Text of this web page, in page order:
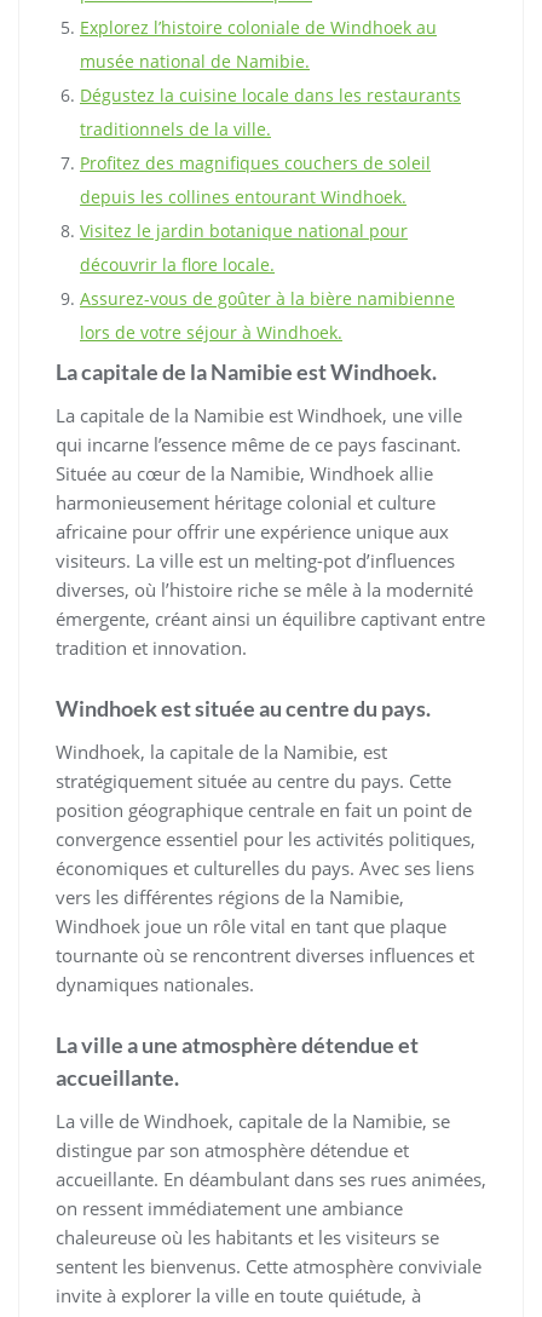
Explorez l’histoire coloniale de Windhoek au
musée national de Namibie.
Dégustez la cuisine locale dans les restaurants
traditionnels de la ville.
Profitez des magnifiques couchers de soleil
depuis les collines entourant Windhoek.
Visitez le jardin botanique national pour
découvrir la flore locale.
Assurez-vous de goûter à la bière namibienne
lors de votre séjour à Windhoek.
La capitale de la Namibie est Windhoek.
La capitale de la Namibie est Windhoek, une ville
qui incarne l’essence même de ce pays fascinant.
Située au cœur de la Namibie, Windhoek allie
harmonieusement héritage colonial et culture
africaine pour offrir une expérience unique aux
visiteurs. La ville est un melting-pot d’influences
diverses, où l’histoire riche se mêle à la modernité
émergente, créant ainsi un équilibre captivant entre
tradition et innovation.
Windhoek est située au centre du pays.
Windhoek, la capitale de la Namibie, est
stratégiquement située au centre du pays. Cette
position géographique centrale en fait un point de
convergence essentiel pour les activités politiques,
économiques et culturelles du pays. Avec ses liens
vers les différentes régions de la Namibie,
Windhoek joue un rôle vital en tant que plaque
tournante où se rencontrent diverses influences et
dynamiques nationales.
La ville a une atmosphère détendue et
accueillante.
La ville de Windhoek, capitale de la Namibie, se
distingue par son atmosphère détendue et
accueillante. En déambulant dans ses rues animées,
on ressent immédiatement une ambiance
chaleureuse où les habitants et les visiteurs se
sentent les bienvenus. Cette atmosphère conviviale
invite à explorer la ville en toute quiétude, à